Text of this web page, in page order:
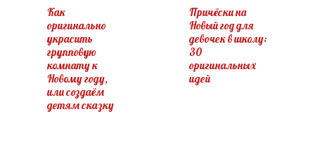
Как
оригинально
украсить
групповую
комнату к
Новому году,
или создаём
детям сказку
Причёски на
Новый год для
девочек в школу:
30
оригинальных
идей